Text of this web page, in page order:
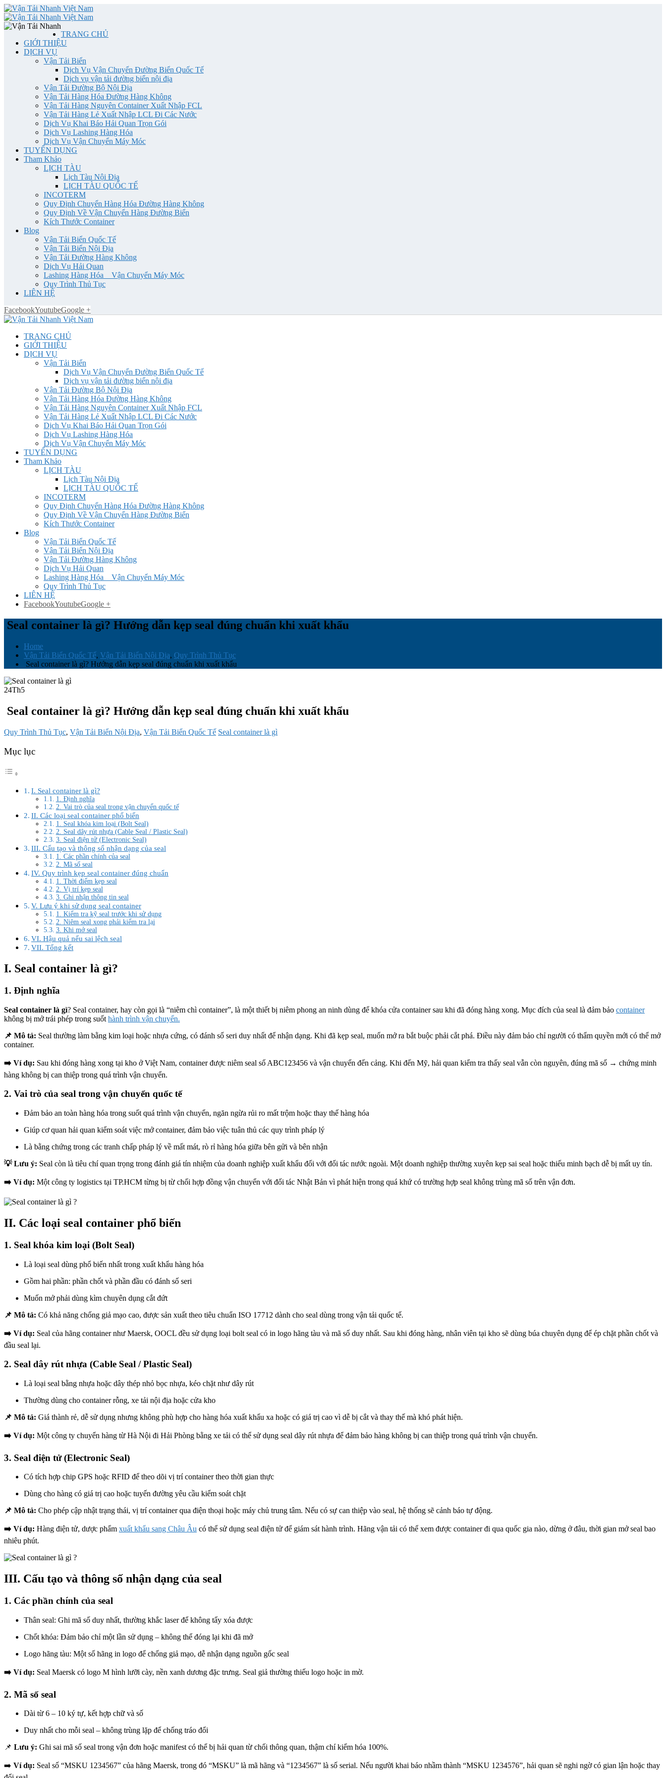
TRANG CHỦ
GIỚI THIỆU
DỊCH VỤ
Vận Tải Biển
Dịch Vụ Vận Chuyển Đường Biển Quốc Tế
Dịch vụ vận tải đường biển nội địa
Vận Tải Đường Bộ Nội Địa
Vận Tải Hàng Hóa Đường Hàng Không
Vận Tải Hàng Nguyên Container Xuất Nhập FCL
Vận Tải Hàng Lẻ Xuất Nhập LCL Đi Các Nước
Dịch Vụ Khai Báo Hải Quan Trọn Gói
Dịch Vụ Lashing Hàng Hóa
Dịch Vụ Vận Chuyển Máy Móc
TUYỂN DỤNG
Tham Khảo
LỊCH TÀU
Lịch Tàu Nội Địa
LỊCH TÀU QUỐC TẾ
INCOTERM
Quy Định Chuyển Hàng Hóa Đường Hàng Không
Quy Định Về Vận Chuyển Hàng Đường Biển
Kích Thước Container
Blog
Vận Tải Biển Quốc Tế
Vận Tải Biển Nội Địa
Vận Tải Đường Hàng Không
Dịch Vụ Hải Quan
Lashing Hàng Hóa _ Vận Chuyển Máy Móc
Quy Trình Thủ Tục
LIÊN HỆ
FacebookYoutubeGoogle +
TRANG CHỦ
GIỚI THIỆU
DỊCH VỤ
Vận Tải Biển
Dịch Vụ Vận Chuyển Đường Biển Quốc Tế
Dịch vụ vận tải đường biển nội địa
Vận Tải Đường Bộ Nội Địa
Vận Tải Hàng Hóa Đường Hàng Không
Vận Tải Hàng Nguyên Container Xuất Nhập FCL
Vận Tải Hàng Lẻ Xuất Nhập LCL Đi Các Nước
Dịch Vụ Khai Báo Hải Quan Trọn Gói
Dịch Vụ Lashing Hàng Hóa
Dịch Vụ Vận Chuyển Máy Móc
TUYỂN DỤNG
Tham Khảo
LỊCH TÀU
Lịch Tàu Nội Địa
LỊCH TÀU QUỐC TẾ
INCOTERM
Quy Định Chuyển Hàng Hóa Đường Hàng Không
Quy Định Về Vận Chuyển Hàng Đường Biển
Kích Thước Container
Blog
Vận Tải Biển Quốc Tế
Vận Tải Biển Nội Địa
Vận Tải Đường Hàng Không
Dịch Vụ Hải Quan
Lashing Hàng Hóa _ Vận Chuyển Máy Móc
Quy Trình Thủ Tục
LIÊN HỆ
FacebookYoutubeGoogle +
Seal container là gì? Hướng dẫn kẹp seal đúng chuẩn khi xuất khẩu
Home
Vận Tải Biển Quốc Tế, Vận Tải Biển Nội Địa, Quy Trình Thủ Tục
Seal container là gì? Hướng dẫn kẹp seal đúng chuẩn khi xuất khẩu
24Th5
Seal container là gì? Hướng dẫn kẹp seal đúng chuẩn khi xuất khẩu
Quy Trình Thủ Tục, Vận Tải Biển Nội Địa, Vận Tải Biển Quốc Tế Seal container là gì
Mục lục
I. Seal container là gì?
1. Định nghĩa
2. Vai trò của seal trong vận chuyển quốc tế
II. Các loại seal container phổ biến
1. Seal khóa kim loại (Bolt Seal)
2. Seal dây rút nhựa (Cable Seal / Plastic Seal)
3. Seal điện tử (Electronic Seal)
III. Cấu tạo và thông số nhận dạng của seal
1. Các phần chính của seal
2. Mã số seal
IV. Quy trình kẹp seal container đúng chuẩn
1. Thời điểm kẹp seal
2. Vị trí kẹp seal
3. Ghi nhận thông tin seal
V. Lưu ý khi sử dụng seal container
1. Kiểm tra kỹ seal trước khi sử dụng
2. Niêm seal xong phải kiểm tra lại
3. Khi mở seal
VI. Hậu quả nếu sai lệch seal
VII. Tổng kết
I. Seal container là gì?
1. Định nghĩa
Seal container là gì? Seal container, hay còn gọi là “niêm chì container”, là một thiết bị niêm phong an ninh dùng để khóa cửa container sau khi đã đóng hàng xong. Mục đích của seal là đảm bảo container
không bị mở trái phép trong suốt hành trình vận chuyển.
📌 Mô tả: Seal thường làm bằng kim loại hoặc nhựa cứng, có đánh số seri duy nhất để nhận dạng. Khi đã kẹp seal, muốn mở ra bắt buộc phải cắt phá. Điều này đảm bảo chỉ người có thẩm quyền mới có thể mở
container.
➡️ Ví dụ: Sau khi đóng hàng xong tại kho ở Việt Nam, container được niêm seal số ABC123456 và vận chuyển đến cảng. Khi đến Mỹ, hải quan kiểm tra thấy seal vẫn còn nguyên, đúng mã số → chứng minh
hàng không bị can thiệp trong quá trình vận chuyển.
2. Vai trò của seal trong vận chuyển quốc tế
Đảm bảo an toàn hàng hóa trong suốt quá trình vận chuyển, ngăn ngừa rủi ro mất trộm hoặc thay thế hàng hóa
Giúp cơ quan hải quan kiểm soát việc mở container, đảm bảo việc tuân thủ các quy trình pháp lý
Là bằng chứng trong các tranh chấp pháp lý về mất mát, rò rỉ hàng hóa giữa bên gửi và bên nhận
💡 Lưu ý: Seal còn là tiêu chí quan trọng trong đánh giá tín nhiệm của doanh nghiệp xuất khẩu đối với đối tác nước ngoài. Một doanh nghiệp thường xuyên kẹp sai seal hoặc thiếu minh bạch dễ bị mất uy tín.
➡️ Ví dụ: Một công ty logistics tại TP.HCM từng bị từ chối hợp đồng vận chuyển với đối tác Nhật Bản vì phát hiện trong quá khứ có trường hợp seal không trùng mã số trên vận đơn.
II. Các loại seal container phổ biến
1. Seal khóa kim loại (Bolt Seal)
Là loại seal dùng phổ biến nhất trong xuất khẩu hàng hóa
Gồm hai phần: phần chốt và phần đầu có đánh số seri
Muốn mở phải dùng kìm chuyên dụng cắt đứt
📌 Mô tả: Có khả năng chống giả mạo cao, được sản xuất theo tiêu chuẩn ISO 17712 dành cho seal dùng trong vận tải quốc tế.
➡️ Ví dụ: Seal của hãng container như Maersk, OOCL đều sử dụng loại bolt seal có in logo hãng tàu và mã số duy nhất. Sau khi đóng hàng, nhân viên tại kho sẽ dùng búa chuyên dụng để ép chặt phần chốt và
đầu seal lại.
2. Seal dây rút nhựa (Cable Seal / Plastic Seal)
Là loại seal bằng nhựa hoặc dây thép nhỏ bọc nhựa, kéo chặt như dây rút
Thường dùng cho container rỗng, xe tải nội địa hoặc cửa kho
📌 Mô tả: Giá thành rẻ, dễ sử dụng nhưng không phù hợp cho hàng hóa xuất khẩu xa hoặc có giá trị cao vì dễ bị cắt và thay thế mà khó phát hiện.
➡️ Ví dụ: Một công ty chuyển hàng từ Hà Nội đi Hải Phòng bằng xe tải có thể sử dụng seal dây rút nhựa để đảm bảo hàng không bị can thiệp trong quá trình vận chuyển.
3. Seal điện tử (Electronic Seal)
Có tích hợp chip GPS hoặc RFID để theo dõi vị trí container theo thời gian thực
Dùng cho hàng có giá trị cao hoặc tuyến đường yêu cầu kiểm soát chặt
📌 Mô tả: Cho phép cập nhật trạng thái, vị trí container qua điện thoại hoặc máy chủ trung tâm. Nếu có sự can thiệp vào seal, hệ thống sẽ cảnh báo tự động.
➡️ Ví dụ: Hàng điện tử, dược phẩm xuất khẩu sang Châu Âu có thể sử dụng seal điện tử để giám sát hành trình. Hãng vận tải có thể xem được container đi qua quốc gia nào, dừng ở đâu, thời gian mở seal bao
nhiêu phút.
III. Cấu tạo và thông số nhận dạng của seal
1. Các phần chính của seal
Thân seal: Ghi mã số duy nhất, thường khắc laser để không tẩy xóa được
Chốt khóa: Đảm bảo chỉ một lần sử dụng – không thể đóng lại khi đã mở
Logo hãng tàu: Một số hãng in logo để chống giả mạo, dễ nhận dạng nguồn gốc seal
➡️ Ví dụ: Seal Maersk có logo M hình lưỡi cày, nền xanh dương đặc trưng. Seal giả thường thiếu logo hoặc in mờ.
2. Mã số seal
Dài từ 6 – 10 ký tự, kết hợp chữ và số
Duy nhất cho mỗi seal – không trùng lặp để chống tráo đổi
📌 Lưu ý: Ghi sai mã số seal trong vận đơn hoặc manifest có thể bị hải quan từ chối thông quan, thậm chí kiểm hóa 100%.
➡️ Ví dụ: Seal số “MSKU 1234567” của hãng Maersk, trong đó “MSKU” là mã hãng và “1234567” là số serial. Nếu người khai báo nhầm thành “MSKU 1234576”, hải quan sẽ nghi ngờ có gian lận hoặc thay